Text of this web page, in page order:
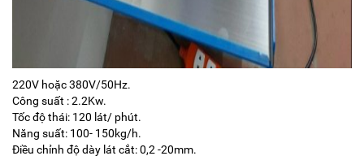
220V hoặc 380V/50Hz.
Công suất : 2.2Kw.
Tốc độ thái: 120 lát/ phút.
Năng suất: 100- 150kg/h.
Điều chỉnh độ dày lát cắt: 0,2 -20mm.